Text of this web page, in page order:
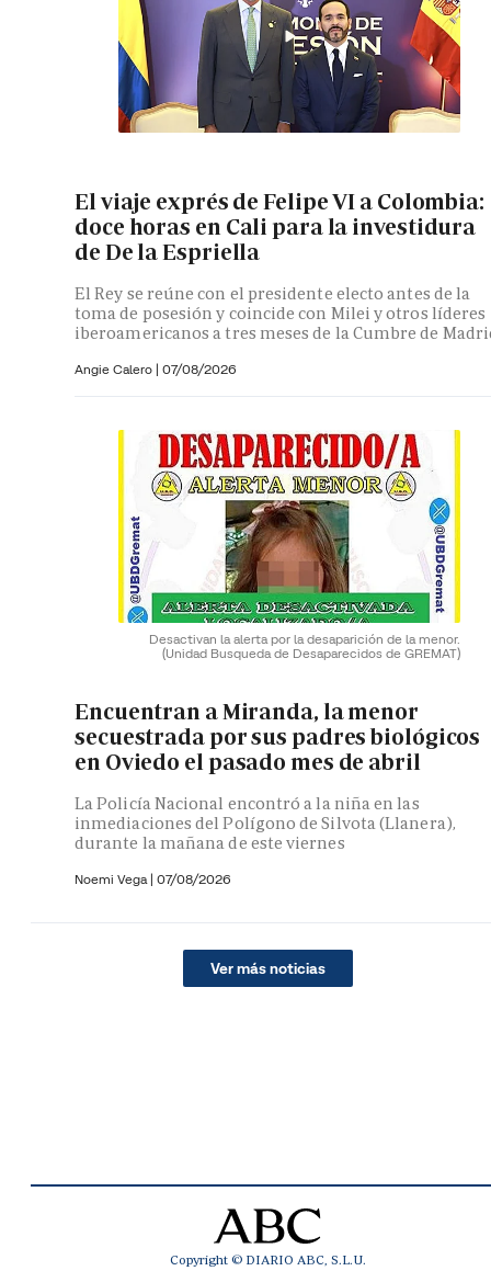
El viaje exprés de Felipe VI a Colombia:
doce horas en Cali para la investidura
de De la Espriella
El Rey se reúne con el presidente electo antes de la
toma de posesión y coincide con Milei y otros líderes
iberoamericanos a tres meses de la Cumbre de
Angie Calero | 07/08/2026
Desactivan la alerta por la desaparición de la menor.
(Unidad Busqueda de Desaparecidos de GREMAT)
Encuentran a Miranda, la menor
secuestrada por sus padres biológicos
en Oviedo el pasado mes de abril
La Policía Nacional encontró a la niña en las
inmediaciones del Polígono de Silvota (Llanera),
durante la mañana de este viernes
Noemi Vega | 07/08/2026
Ver más noticias
Copyright © DIARIO ABC, S.L.U.